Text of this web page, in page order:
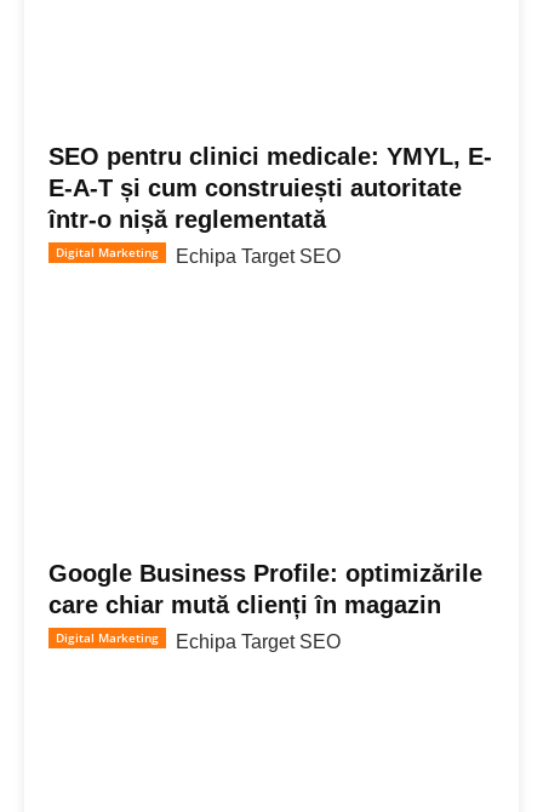
SEO pentru clinici medicale: YMYL, E-
E-A-T și cum construiești autoritate
într-o nișă reglementată
Digital Marketing Echipa Target SEO
Google Business Profile: optimizările
care chiar mută clienți în magazin
Digital Marketing Echipa Target SEO